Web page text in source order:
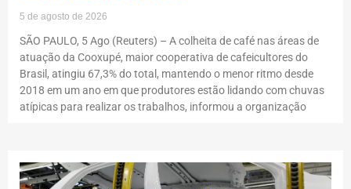
5 de agosto de 2026
SÃO PAULO, 5 Ago (Reuters) – A colheita de café nas áreas de
atuação da Cooxupé, maior cooperativa de cafeicultores do
Brasil, atingiu 67,3% do total, mantendo o menor ritmo desde
2018 em um ano em que produtores estão lidando com chuvas
atípicas para realizar os trabalhos, informou a organização